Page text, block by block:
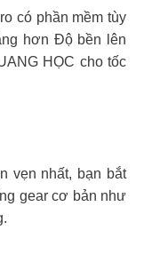
có phần mềm tùy
hơn Độ bền lên
HỌC cho tốc
vẹn nhất, bạn bắt
gear cơ bản như